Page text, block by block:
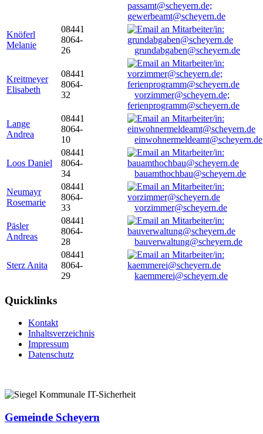
passamt@scheyern.de;
gewerbeamt@scheyern.de
Knöferl
Melanie
08441
8064-
26
grundabgaben@scheyern.de
Kreitmeyer
Elisabeth
08441
8064-
32
vorzimmer@scheyern.de;
ferienprogramm@scheyern.de
Lange
Andrea
08441
8064-
10
einwohnermeldeamt@scheyern.de
Loos Daniel
08441
8064-
34
bauamthochbau@scheyern.de
Neumayr
Rosemarie
08441
8064-
33
vorzimmer@scheyern.de
Päsler
Andreas
08441
8064-
28
bauverwaltung@scheyern.de
Sterz Anita
08441
8064-
29
kaemmerei@scheyern.de
Quicklinks
Kontakt
Inhaltsverzeichnis
Impressum
Datenschutz
Gemeinde Scheyern